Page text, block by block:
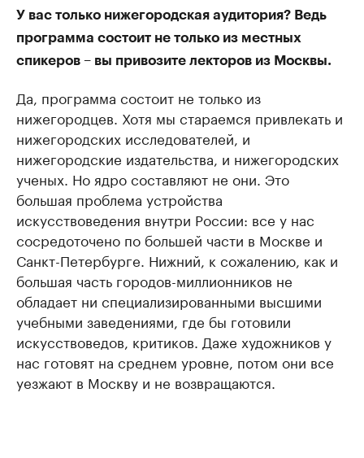
У вас только нижегородская аудитория? Ведь
программа состоит не только из местных
спикеров – вы привозите лекторов из Москвы.
Да, программа состоит не только из
нижегородцев. Хотя мы стараемся привлекать и
нижегородских исследователей, и
нижегородские издательства, и нижегородских
ученых. Но ядро составляют не они. Это
большая проблема устройства
искусствоведения внутри России: все у нас
сосредоточено по большей части в Москве и
Санкт-Петербурге. Нижний, к сожалению, как и
большая часть городов-миллионников не
обладает ни специализированными высшими
учебными заведениями, где бы готовили
искусствоведов, критиков. Даже художников у
нас готовят на среднем уровне, потом они все
уезжают в Москву и не возвращаются.